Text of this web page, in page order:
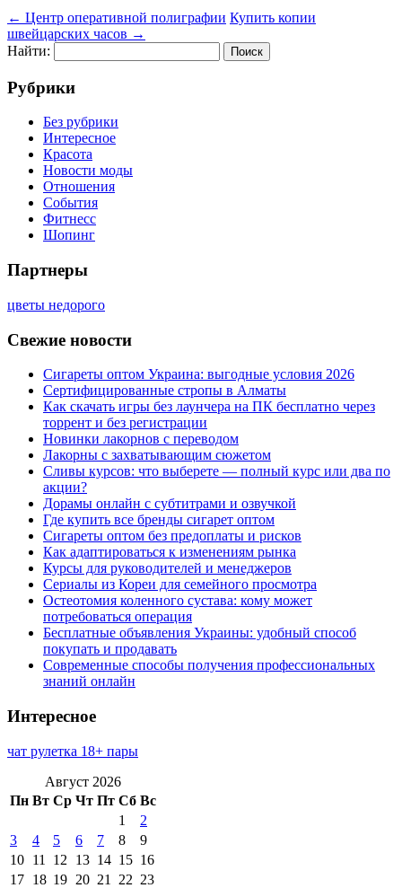
← Центр оперативной полиграфии Купить копии
швейцарских часов →
Найти:
Рубрики
Без рубрики
Интересное
Красота
Новости моды
Отношения
События
Фитнесс
Шопинг
Партнеры
цветы недорого
Свежие новости
Сигареты оптом Украина: выгодные условия 2026
Сертифицированные стропы в Алматы
Как скачать игры без лаунчера на ПК бесплатно через
торрент и без регистрации
Новинки лакорнов с переводом
Лакорны с захватывающим сюжетом
Сливы курсов: что выберете — полный курс или два по
акции?
Дорамы онлайн с субтитрами и озвучкой
Где купить все бренды сигарет оптом
Сигареты оптом без предоплаты и рисков
Как адаптироваться к изменениям рынка
Курсы для руководителей и менеджеров
Сериалы из Кореи для семейного просмотра
Остеотомия коленного сустава: кому может
потребоваться операция
Бесплатные объявления Украины: удобный способ
покупать и продавать
Современные способы получения профессиональных
знаний онлайн
Интересное
чат рулетка 18+ пары
Август 2026
Пн Вт Ср Чт Пт Сб Вс
1
2
3
4 5 6 7 8
9
10 11 12 13 14 15 16
17 18 19 20 21 22 23